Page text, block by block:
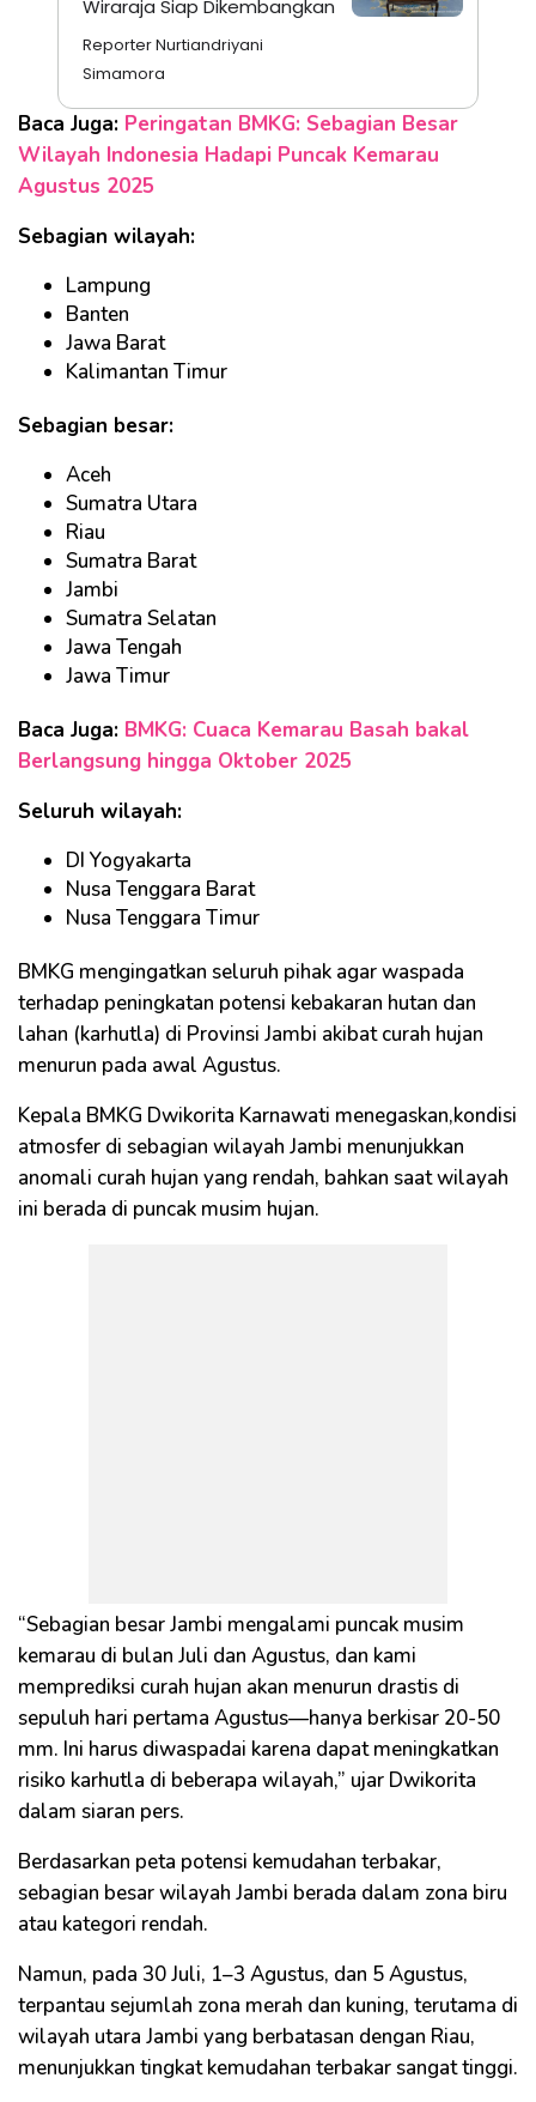
Wiraraja Siap Dikembangkan
Reporter Nurtiandriyani
Simamora
Baca Juga: Peringatan BMKG: Sebagian Besar
Wilayah Indonesia Hadapi Puncak Kemarau
Agustus 2025
Sebagian wilayah:
Lampung
Banten
Jawa Barat
Kalimantan Timur
Sebagian besar:
Aceh
Sumatra Utara
Riau
Sumatra Barat
Jambi
Sumatra Selatan
Jawa Tengah
Jawa Timur
Baca Juga: BMKG: Cuaca Kemarau Basah bakal
Berlangsung hingga Oktober 2025
Seluruh wilayah:
DI Yogyakarta
Nusa Tenggara Barat
Nusa Tenggara Timur
BMKG mengingatkan seluruh pihak agar waspada
terhadap peningkatan potensi kebakaran hutan dan
lahan (karhutla) di Provinsi Jambi akibat curah hujan
menurun pada awal Agustus.
Kepala BMKG Dwikorita Karnawati menegaskan,kondisi
atmosfer di sebagian wilayah Jambi menunjukkan
anomali curah hujan yang rendah, bahkan saat wilayah
ini berada di puncak musim hujan.
“Sebagian besar Jambi mengalami puncak musim
kemarau di bulan Juli dan Agustus, dan kami
memprediksi curah hujan akan menurun drastis di
sepuluh hari pertama Agustus—hanya berkisar 20-50
mm. Ini harus diwaspadai karena dapat meningkatkan
risiko karhutla di beberapa wilayah,” ujar Dwikorita
dalam siaran pers.
Berdasarkan peta potensi kemudahan terbakar,
sebagian besar wilayah Jambi berada dalam zona biru
atau kategori rendah.
Namun, pada 30 Juli, 1–3 Agustus, dan 5 Agustus,
terpantau sejumlah zona merah dan kuning, terutama di
wilayah utara Jambi yang berbatasan dengan Riau,
menunjukkan tingkat kemudahan terbakar sangat tinggi.